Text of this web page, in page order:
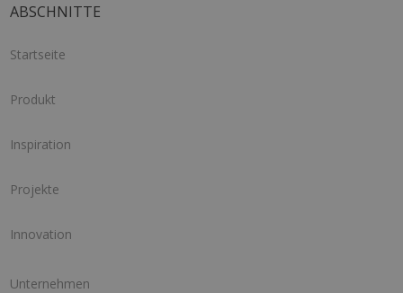
ABSCHNITTE
Startseite
Produkt
Inspiration
Projekte
Innovation
Unternehmen